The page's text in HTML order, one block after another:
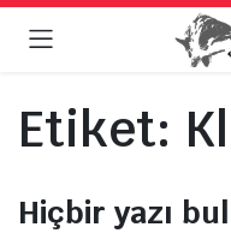
Etiket:
Hiçbir yazı